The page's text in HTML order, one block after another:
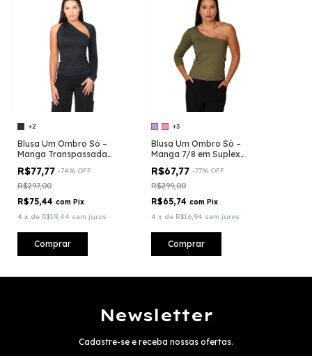
+2
Blusa Um Ombro Só –
Manga Transpassada
R$77,77 -74% OFF
R$297,00
R$75,44 com Pix
4 x de R$19,44 sem juros
Comprar
+3
Blusa Um Ombro Só –
Manga 7/8 em Suplex
R$67,77-77% OFF
R$299,00
R$65,74com Pix
4 x de R$16,94 sem juros
Comprar
Newsletter
Cadastre-se e receba nossas ofertas.